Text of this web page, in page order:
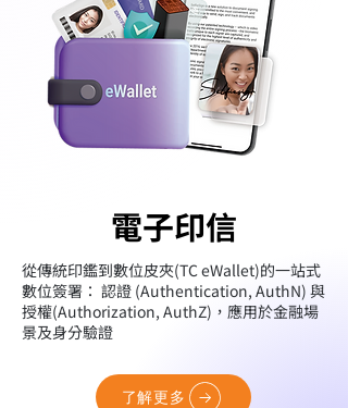
電子印信
電子印信
從傳統印鑑到數位皮夾(TC eWallet)的一站式
數位簽署： 認證 (Authentication, AuthN) 與
授權(Authorization, AuthZ)，應用於金融場
景及身分驗證
了解更多